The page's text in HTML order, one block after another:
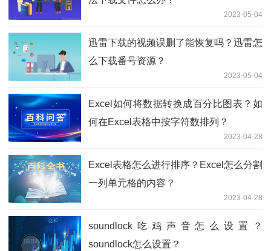
2023-05-04
迅雷下载的视频误删了能恢复吗？迅雷怎
么下载番号资源？
2023-05-04
Excel如何将数据转换成百分比图表？如
何在Excel表格中按字符数排列？
2023-04-28
Excel表格怎么进行排序？Excel怎么分割
一列单元格的内容？
2023-04-28
soundlock吃鸡声音怎么设置？
soundlock怎么设置？